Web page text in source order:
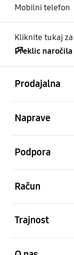
Mobilni telefon
Kliknite tukaj
Preklic naročila
Prodajalna
Naprave
Podpora
Račun
Trajnost